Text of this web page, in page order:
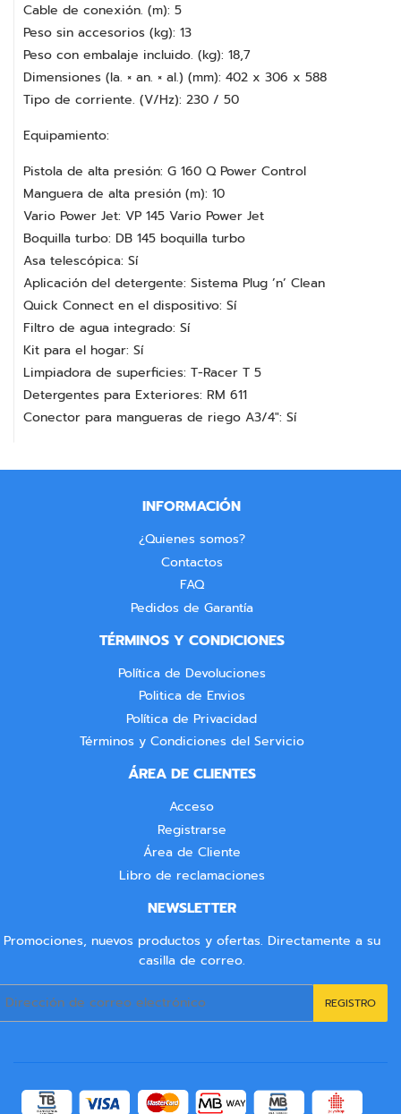
Cable de conexión. (m): 5
Peso sin accesorios (kg): 13
Peso con embalaje incluido. (kg): 18,7
Dimensiones (la. × an. × al.) (mm): 402 x 306 x 588
Tipo de corriente. (V/Hz): 230 / 50
Equipamiento:
Pistola de alta presión: G 160 Q Power Control
Manguera de alta presión (m): 10
Vario Power Jet: VP 145 Vario Power Jet
Boquilla turbo: DB 145 boquilla turbo
Asa telescópica: Sí
Aplicación del detergente: Sistema Plug ’n’ Clean
Quick Connect en el dispositivo: Sí
Filtro de agua integrado: Sí
Kit para el hogar: Sí
Limpiadora de superficies: T-Racer T 5
Detergentes para Exteriores: RM 611
Conector para mangueras de riego A3/4": Sí
INFORMACIÓN
¿Quienes somos?
Contactos
FAQ
Pedidos de Garantía
TÉRMINOS Y CONDICIONES
Política de Devoluciones
Politica de Envios
Política de Privacidad
Términos y Condiciones del Servicio
ÁREA DE CLIENTES
Acceso
Registrarse
Área de Cliente
Libro de reclamaciones
NEWSLETTER
Promociones, nuevos productos y ofertas. Directamente a su
casilla de correo.
REGISTRO